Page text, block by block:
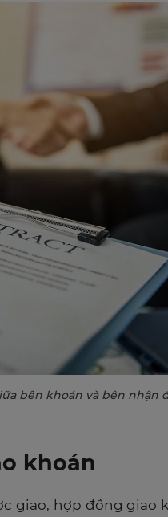
bên khoán và bên nhận
khoán
giao, hợp đồng giao